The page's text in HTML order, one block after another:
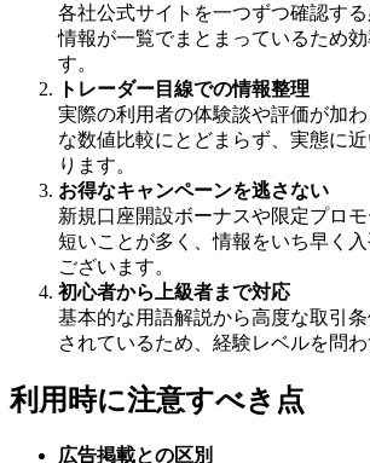
各社公式サイトを一つずつ確認す
情報が一覧でまとまっているため
す。
トレーダー目線での情報整理
実際の利用者の体験談や評価が加
な数値比較にとどまらず、実態に
ります。
お得なキャンペーンを逃さない
新規口座開設ボーナスや限定プロ
短いことが多く、情報をいち早く
ございます。
初心者から上級者まで対応
基本的な用語解説から高度な取引
されているため、経験レベルを問わ
利用時に注意すべき点
広告掲載との区別